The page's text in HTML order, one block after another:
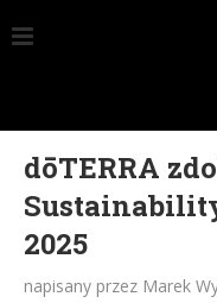
dōTERRA
2025
napisany przez Marek